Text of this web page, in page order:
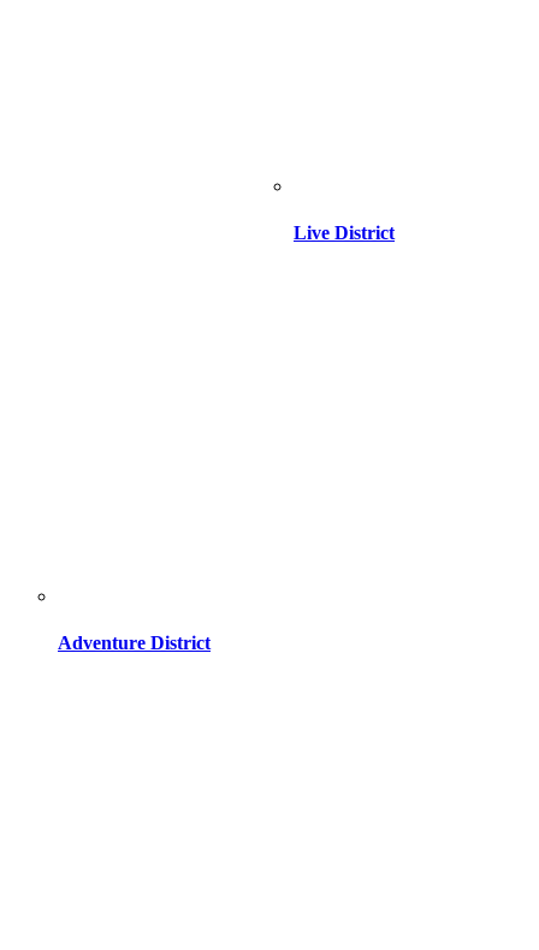
Adventure District
Live District